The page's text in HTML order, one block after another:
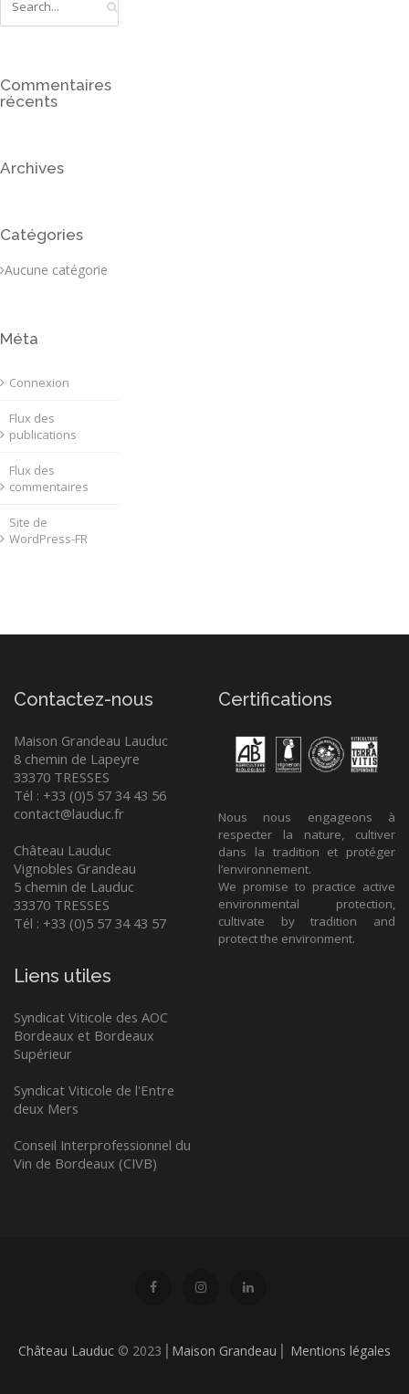
Commentaires
récents
Archives
Catégories
Aucune catégorie
Méta
Connexion
Flux des
publications
Flux des
commentaires
Site de
WordPress-FR
Contactez-nous
Maison Grandeau Lauduc
8 chemin de Lapeyre
33370 TRESSES
Tél : +33 (0)5 57 34 43 56
contact@lauduc.fr
Château Lauduc
Vignobles Grandeau
5 chemin de Lauduc
33370 TRESSES
Tél : +33 (0)5 57 34 43 57
Certifications
Nous nous engageons à
respecter la nature, cultiver
dans la tradition et protéger
l’environnement.
We promise to practice active
environmental protection,
cultivate by tradition and
protect the environment.
Liens utiles
Syndicat Viticole des AOC
Bordeaux et Bordeaux
Supérieur
Syndicat Viticole de l'Entre
deux Mers
Conseil Interprofessionnel du
Vin de Bordeaux (CIVB)
Château Lauduc © 2023 ⎢ Maison Grandeau Mentions légales